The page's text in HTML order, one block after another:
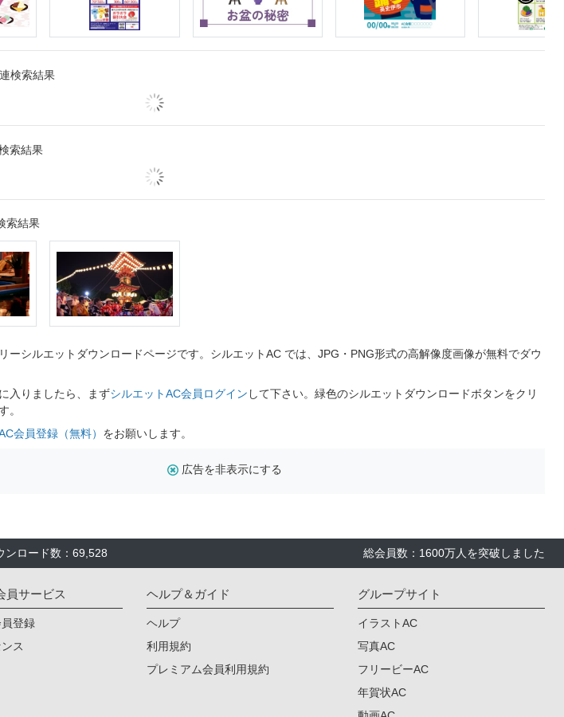
検索結果
索結果
索結果
ーシルエットダウンロードページです。シルエットAC では、JPG・PNG形式の高解像度画像が無料でダウ
入りましたら、まずシルエットAC会員ログイン して下さい。緑色のシルエットダウンロードボタンをクリ
。
会員登録（無料） をお願いします。
広告を非表示にする
ンロード数：69,528 総会員数：1600万人を突破しました
員サービス
登録
ス
ヘルプ＆ガイド
ヘルプ
利用規約
プレミアム会員利用規約
グループサイト
イラストAC
写真AC
フリービーAC
年賀状AC